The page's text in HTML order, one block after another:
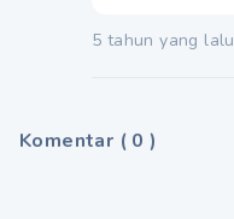
5 tahun yang lalu
Komentar ( 0 )